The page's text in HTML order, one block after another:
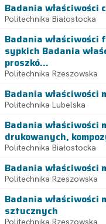
Badania właściwości
Politechnika Białostocka
Badania właściwości
sypkich Badania
proszkó...
Politechnika Rzeszowska
Badania właściwości
Politechnika Lubelska
Badania właściwości
drukowanych,
Politechnika Białostocka
Badania właściwości
Politechnika Rzeszowska
Badania
sztucznych
Politechnika Rzeszowska